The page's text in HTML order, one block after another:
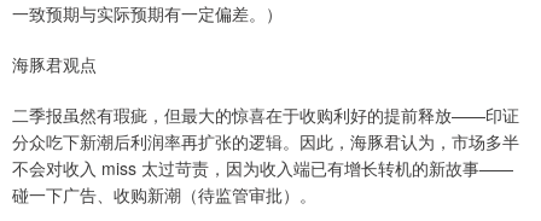
一致预期与实际预期有一定偏差。）
海豚君观点
二季报虽然有瑕疵，但最大的惊喜在于收购利好的提前释放——印证
分众吃下新潮后利润率再扩张的逻辑。因此，海豚君认为，市场多半
不会对收入 miss 太过苛责，因为收入端已有增长转机的新故事——
碰一下广告、收购新潮（待监管审批）。